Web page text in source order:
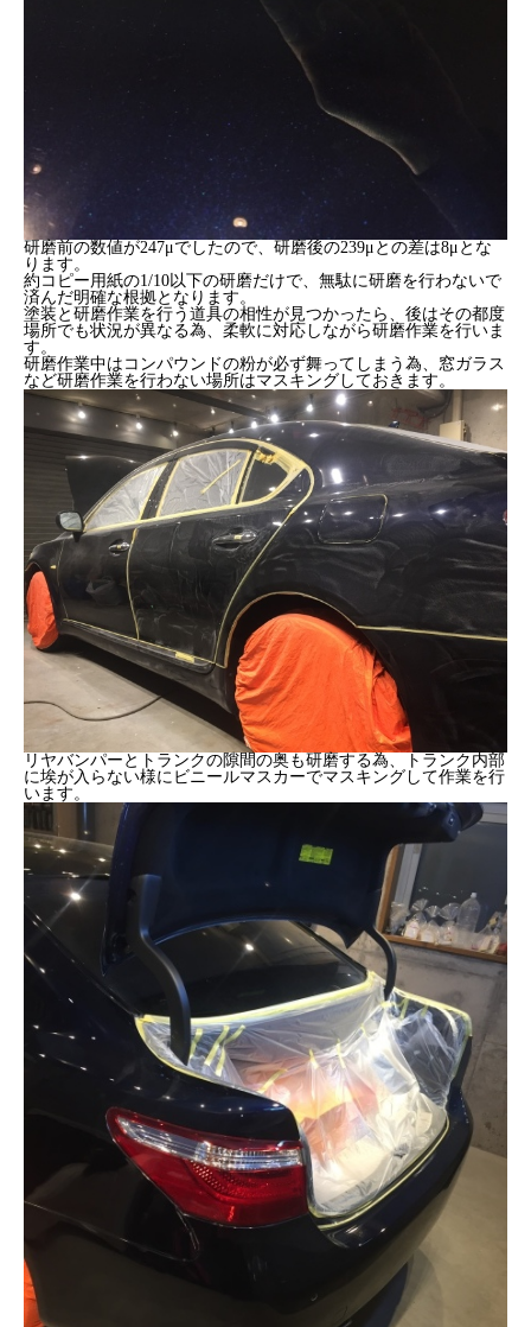
研磨前の数値が247μでしたので、研磨後の239μとの差は8μとな
ります。
約コピー用紙の1/10以下の研磨だけで、無駄に研磨を行わないで
済んだ明確な根拠となります。
塗装と研磨作業を行う道具の相性が見つかったら、後はその都度
場所でも状況が異なる為、柔軟に対応しながら研磨作業を行いま
す。
研磨作業中はコンパウンドの粉が必ず舞ってしまう為、窓ガラス
など研磨作業を行わない場所はマスキングしておきます。
リヤバンパーとトランクの隙間の奥も研磨する為、トランク内部
に埃が入らない様にビニールマスカーでマスキングして作業を行
います。